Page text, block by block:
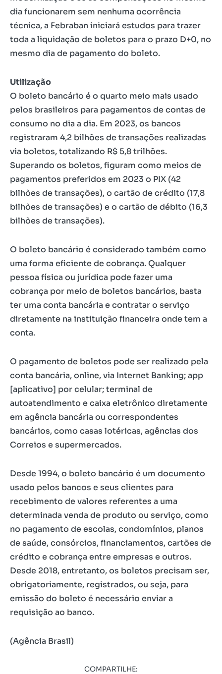
dia funcionarem sem nenhuma ocorrência
técnica, a Febraban iniciará estudos para trazer
toda a liquidação de boletos para o prazo D+0, no
mesmo dia de pagamento do boleto.
Utilização
O boleto bancário é o quarto meio mais usado
pelos brasileiros para pagamentos de contas de
consumo no dia a dia. Em 2023, os bancos
registraram 4,2 bilhões de transações realizadas
via boletos, totalizando R$ 5,8 trilhões.
Superando os boletos, figuram como meios de
pagamentos preferidos em 2023 o PIX (42
bilhões de transações), o cartão de crédito (17,8
bilhões de transações) e o cartão de débito (16,3
bilhões de transações).
O boleto bancário é considerado também como
uma forma eficiente de cobrança. Qualquer
pessoa física ou jurídica pode fazer uma
cobrança por meio de boletos bancários, basta
ter uma conta bancária e contratar o serviço
diretamente na instituição financeira onde tem a
conta.
O pagamento de boletos pode ser realizado pela
conta bancária, online, via Internet Banking; app
[aplicativo] por celular; terminal de
autoatendimento e caixa eletrônico diretamente
em agência bancária ou correspondentes
bancários, como casas lotéricas, agências dos
Correios e supermercados.
Desde 1994, o boleto bancário é um documento
usado pelos bancos e seus clientes para
recebimento de valores referentes a uma
determinada venda de produto ou serviço, como
no pagamento de escolas, condomínios, planos
de saúde, consórcios, financiamentos, cartões de
crédito e cobrança entre empresas e outros.
Desde 2018, entretanto, os boletos precisam ser,
obrigatoriamente, registrados, ou seja, para
emissão do boleto é necessário enviar a
requisição ao banco.
(Agência Brasil)
COMPARTILHE: